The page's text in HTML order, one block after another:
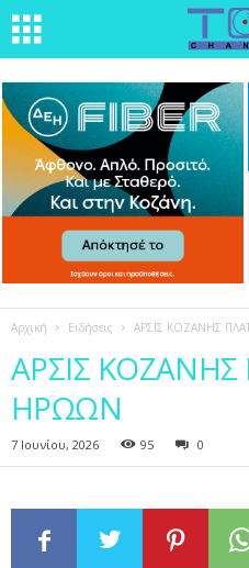
Αρχική Ειδήσεις ΑΡΣΙΣ ΚΟΖΑΝΗΣ
ΑΡΣΙΣ ΚΟΖΑΝΗΣ
ΗΡΩΩΝ
7 Ιουνίου, 2026 95 0